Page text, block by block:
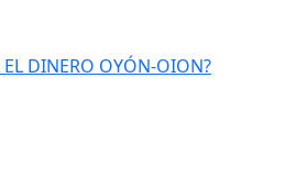
DINERO OYÓN-OION?